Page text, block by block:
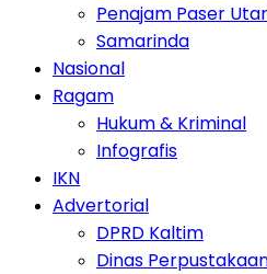
Penajam Paser
Samarinda
Nasional
Ragam
Hukum & Kriminal
Infografis
IKN
Advertorial
DPRD Kaltim
Dinas